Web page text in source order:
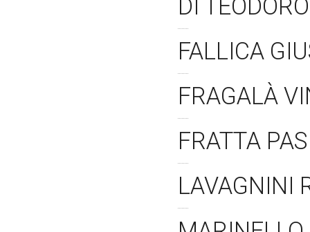
DI
FALLICA
FRAGALÀ
FRATTA
LAVAGNINI